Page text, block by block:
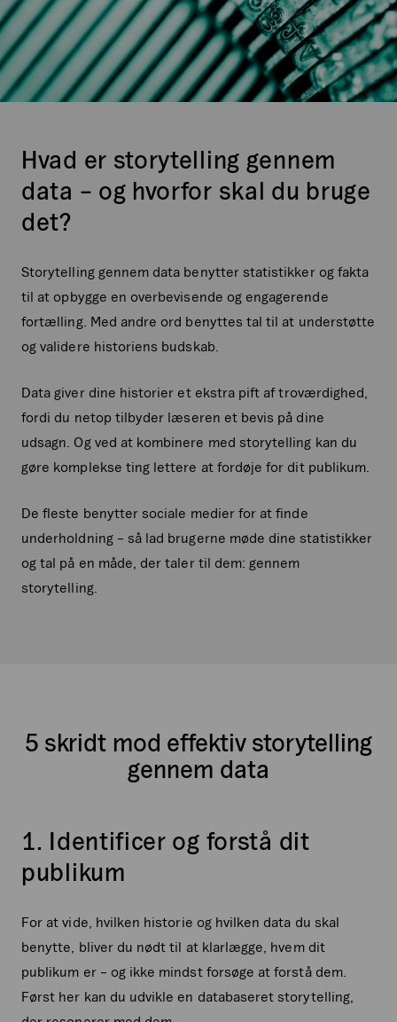
Hvad er storytelling gennem
data – og hvorfor skal du bruge
det?
Storytelling gennem data benytter statistikker og fakta
til at opbygge en overbevisende og engagerende
fortælling. Med andre ord benyttes tal til at understøtte
og validere historiens budskab.
Data giver dine historier et ekstra pift af troværdighed,
fordi du netop tilbyder læseren et bevis på dine
udsagn. Og ved at kombinere med storytelling kan du
gøre komplekse ting lettere at fordøje for dit publikum.
De fleste benytter sociale medier for at finde
underholdning – så lad brugerne møde dine statistikker
og tal på en måde, der taler til dem: gennem
storytelling.
5 skridt mod effektiv storytelling
gennem data
1. Identificer og forstå dit
publikum
For at vide, hvilken historie og hvilken data du skal
benytte, bliver du nødt til at klarlægge, hvem dit
publikum er – og ikke mindst forsøge at forstå dem.
Først her kan du udvikle en databaseret storytelling,